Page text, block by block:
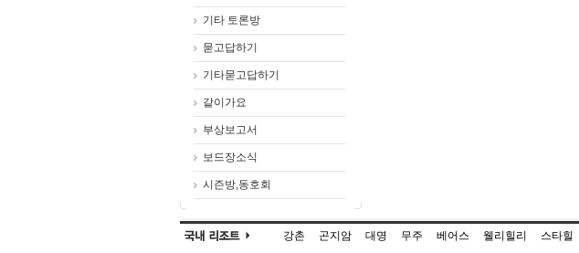
기타 토론방
묻고답하기
기타묻고답하기
같이가요
부상보고서
보드장소식
시즌방,동호회
강촌 곤지암 대명 무주 베어스 웰리힐리 스타힐